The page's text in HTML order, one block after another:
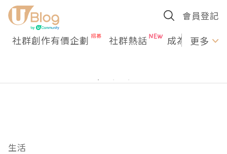
會員登記
社群創作有價企劃 社群熱話 成為U更多
生活